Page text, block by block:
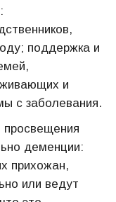
поддержка и
и
с заболевания.
деменции:
прихожан,
или ведут